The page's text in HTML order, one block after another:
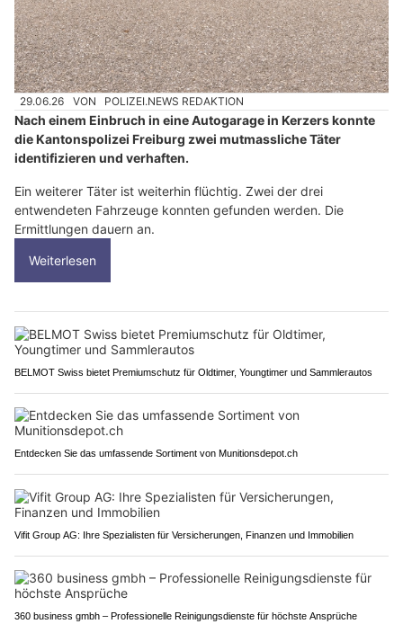
29.06.26 VON POLIZEI.NEWS REDAKTION
Nach einem Einbruch in eine Autogarage in Kerzers konnte
die Kantonspolizei Freiburg zwei mutmassliche Täter
identifizieren und verhaften.
Ein weiterer Täter ist weiterhin flüchtig. Zwei der drei
entwendeten Fahrzeuge konnten gefunden werden. Die
Ermittlungen dauern an.
Weiterlesen
BELMOT Swiss bietet Premiumschutz für Oldtimer, Youngtimer und Sammlerautos
Entdecken Sie das umfassende Sortiment von Munitionsdepot.ch
Vifit Group AG: Ihre Spezialisten für Versicherungen, Finanzen und Immobilien
360 business gmbh – Professionelle Reinigungsdienste für höchste Ansprüche